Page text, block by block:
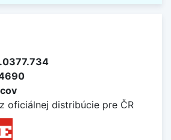
oficiálnej distribúcie pre ČR